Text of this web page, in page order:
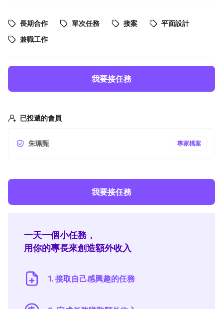
長期合作 單次任務 接案
平面設計
兼職工作
我要接任務
已投遞的會員
朱珮甄 專家檔案
我要接任務
一天一個小任務，
用你的專長來創造額外收入
1. 接取自己感興趣的任務